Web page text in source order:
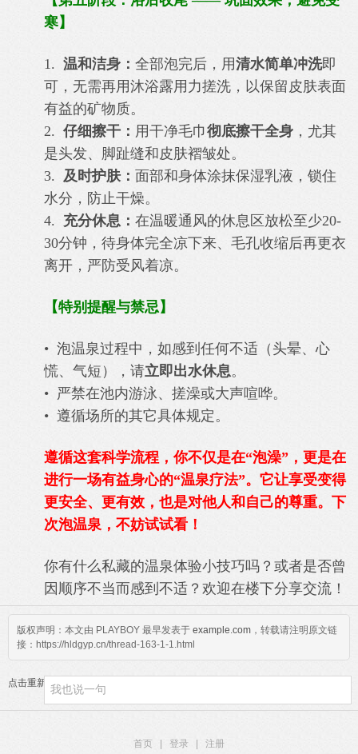
寒】
1. 温和洁身： 全部泡完后，用清水简单冲洗即
可，无需再用沐浴露用力搓洗，以保留皮肤表面
有益的矿物质。
2. 仔细擦干： 用干净毛巾彻底擦干全身 ，尤其
是头发、脚趾缝和皮肤褶皱处。
3. 及时护肤： 面部和身体涂抹保湿乳液，锁住
水分，防止干燥。
4. 充分休息： 在温暖通风的休息区放松至少20-
30分钟，待身体完全凉下来、毛孔收缩后再更衣
离开，严防受风着凉。
【特别提醒与禁忌】
• 泡温泉过程中，如感到任何不适（头晕、心
慌、气短），请立即出水休息。
• 严禁在池内游泳、搓澡或大声喧哗。
• 遵循场所的其它具体规定。
遵循这套科学流程，你不仅是在“泡澡”，更是在
进行一场有益身心的“温泉疗法”。它让享受变得
更安全、更有效，也是对他人和自己的尊重。下
次泡温泉，不妨试试看！
你有什么私藏的温泉体验小技巧吗？或者是否曾
因顺序不当而感到不适？欢迎在楼下分享交流！
版权声明：本文由 PLAYBOY 最早发表于 example.com ，转载请注明原文链
接：https://hldgyp.cn/thread-163-1-1.html
点击重新加载
首页 登录 注册